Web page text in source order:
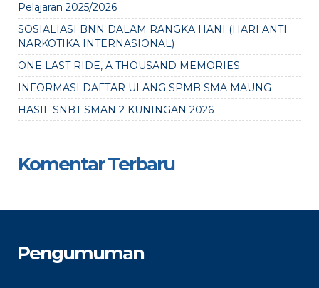
Pelajaran 2025/2026
SOSIALIASI BNN DALAM RANGKA HANI (HARI ANTI
NARKOTIKA INTERNASIONAL)
ONE LAST RIDE, A THOUSAND MEMORIES
INFORMASI DAFTAR ULANG SPMB SMA MAUNG
HASIL SNBT SMAN 2 KUNINGAN 2026
Komentar Terbaru
Pengumuman